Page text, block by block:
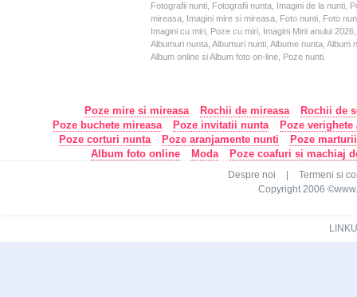
Fotografii nunti, Fotografii nunta, Imagini de la nunti,
mireasa, Imagini mire si mireasa, Foto nunti, Foto
Imagini cu miri, Poze cu miri, Imagini Mirii anului
Albumuri nunta, Albumuri nunti, Albume nunta,
Album online si Album foto on-line, Poze nunti.
Poze mire si mireasa Rochii de mireasa
Rochii de
Poze buchete mireasa
Poze invitatii nunta
Poze
Poze corturi nunta
Poze aranjamente nunti
Poze
Album foto online
Moda Poze coafuri si machiaj
Despre noi
Termeni si
Copyright 2006